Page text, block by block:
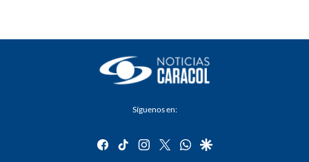
Síguenos en:
facebook
tiktok instagram
twitterwhatsapp
google